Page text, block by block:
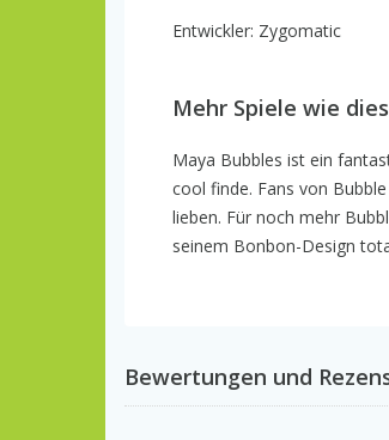
Entwickler: Zygomatic
Mehr Spiele wie
Maya Bubbles ist ein
cool finde. Fans von
lieben. Für noch mehr
seinem Bonbon-Design
Bewertungen und